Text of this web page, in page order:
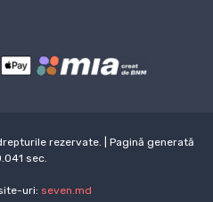
rezervate. | Pagină generată
sec.
uri: seven.md